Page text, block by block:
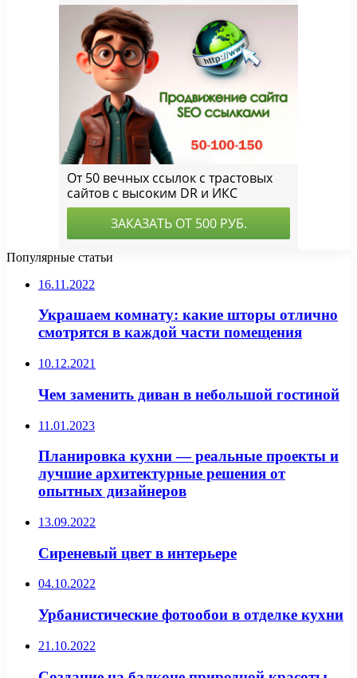
Популярные статьи
16.11.2022
Украшаем комнату: какие шторы отлично
смотрятся в каждой части помещения
10.12.2021
Чем заменить диван в небольшой гостиной
11.01.2023
Планировка кухни — реальные проекты и
лучшие архитектурные решения от
опытных дизайнеров
13.09.2022
Сиреневый цвет в интерьере
04.10.2022
Урбанистические фотообои в отделке кухни
21.10.2022